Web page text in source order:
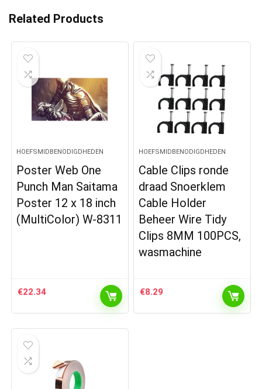
Related Products
HOEFSMIDBENODIGDHEDEN
Poster Web One
Punch Man Saitama
Poster 12 x 18 inch
(MultiColor) W-8311
€22.34
HOEFSMIDBENODIGDHEDEN
Cable Clips ronde
draad Snoerklem
Cable Holder
Beheer Wire Tidy
Clips 8MM 100PCS,
wasmachine
€8.29